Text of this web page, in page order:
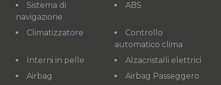
Sistema di
navigazione
ABS
Climatizzatore
Controllo
automatico clima
Interni in pelle
Alzacristalli elettrici
Airbag
Airbag Passeggero